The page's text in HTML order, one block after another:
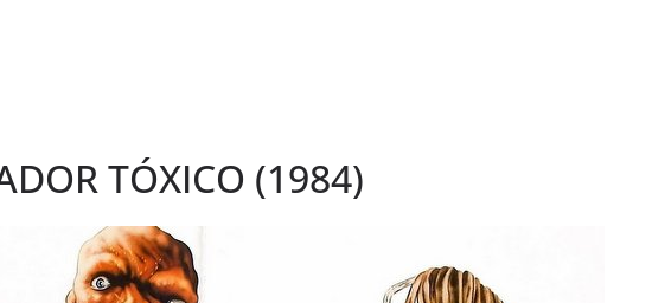
TÓXICO (1984)